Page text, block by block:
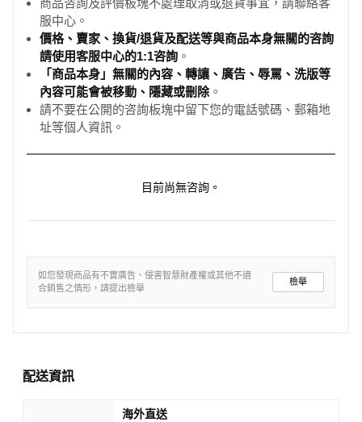
服中心。
價格、賣家、換貨/退貨及配送等與商品本身無關的咨詢
請使用客服中心的1:1咨詢 。
「商品本身」無關的內容、轉讓、廣告、辱罵、洗版等
內容可能會被移動、隱藏或刪除。
請不要在公開的咨詢板塊中留下您的電話號碼、郵箱地
址等個人資訊。
目前尚無咨詢。
如您發現商品有不實廣告、侵害智慧財產權或其他不適
合銷售之情形，請提出檢舉
檢舉
配送資訊
海外直送